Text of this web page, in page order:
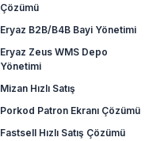
Çözümü
Eryaz B2B/B4B Bayi Yönetimi
Eryaz Zeus WMS Depo
Yönetimi
Mizan Hızlı Satış
Porkod Patron Ekranı Çözümü
Fastsell Hızlı Satış Çözümü